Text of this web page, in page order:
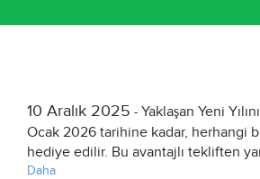
10 Aralık 2025 - Yaklaşan Yeni
Ocak 2026 tarihine kadar, herhangi
hediye edilir. Bu avantajlı tekliften
Daha